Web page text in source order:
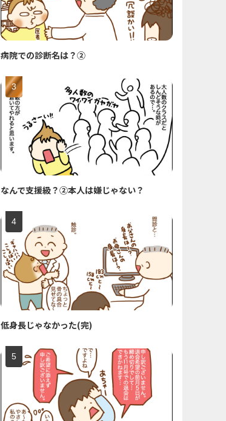
病院での診断名は？②
なんで支援級？②本人は嫌じゃない？
低身長じゃなかった(完)